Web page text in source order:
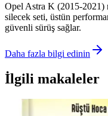
Opel Astra K (2015-2021)
silecek seti, üstün
güvenli sürüş sağlar.
Daha fazla bilgi edinin
İlgili makaleler